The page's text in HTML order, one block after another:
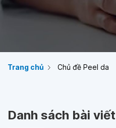
Trang chủ Chủ đề Peel da
Danh sách bài viết